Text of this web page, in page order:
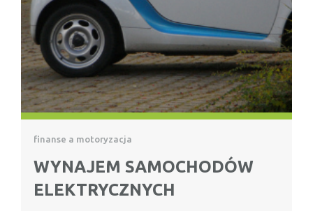
finanse a motoryzacja
WYNAJEM SAMOCHODÓW
ELEKTRYCZNYCH